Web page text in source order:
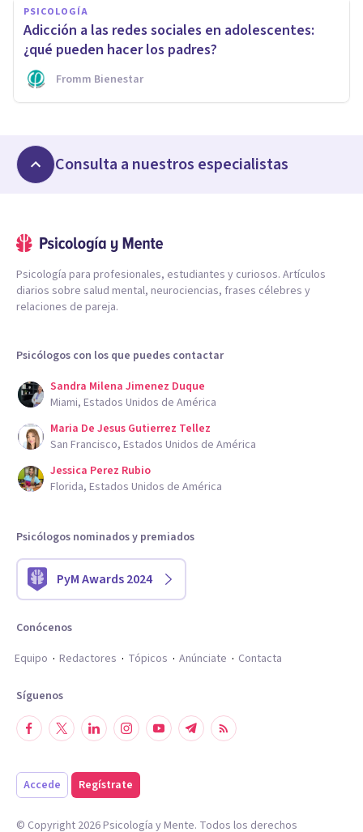
PSICOLOGÍA
Adicción a las redes sociales en adolescentes:
¿qué pueden hacer los padres?
Fromm Bienestar
Consulta a nuestros especialistas
Psicología para profesionales, estudiantes y curiosos. Artículos
diarios sobre salud mental, neurociencias, frases célebres y
relaciones de pareja.
Psicólogos con los que puedes contactar
Sandra Milena Jimenez Duque
Miami, Estados Unidos de América
Maria De Jesus Gutierrez Tellez
San Francisco, Estados Unidos de América
Jessica Perez Rubio
Florida, Estados Unidos de América
Psicólogos nominados y premiados
PyM Awards 2024
Conócenos
Equipo
Redactores Tópicos Anúnciate Contacta
Síguenos
Accede Regístrate
© Copyright 2026Psicología y Mente. Todos los derechos